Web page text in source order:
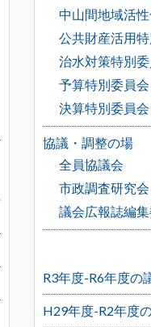
中山間地域活
公共財産活用
治水対策特別
予算特別委員会
決算特別委員会
協議・調整の場
全員協議会
市政調査研究会
議会広報誌編
R3年度-R6年度の
H29年度-R2年度